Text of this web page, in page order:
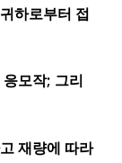
하로부터 접
모작; 그리
재량에 따라